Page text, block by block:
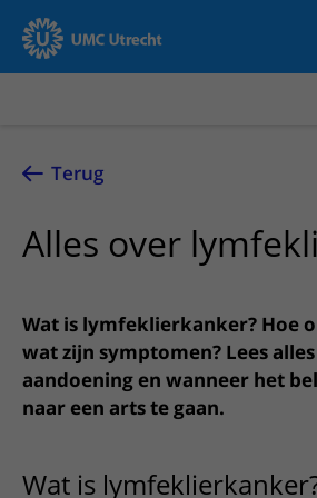
Naar hoofdinhoud
Over UMC
Utrecht
Research
UMC Utrecht
Zorg en behandeling
Behandelingen
Poliklinieken
Afspraak maken of wijzigen
Bezoek aan de polikliniek
Voorbereiding op uw afspraak
In het ziekenhuis
Op bezoek in het UMC Utrecht
Winkels en restaurants
Contact en route
Contactgegevens
Patiënt verwijzen
Terug
Alles over
Wat is lymfeklierkanker? Hoe
wat zijn symptomen? Lees
aandoening en wanneer het
naar een arts te gaan.
Wat is